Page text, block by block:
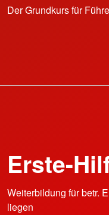
Der Grundkurs für
Erste-
Weiterbildung für betr.
liegen